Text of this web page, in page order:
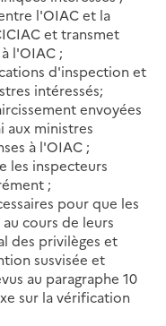
l'OIAC et la
et transmet
l'OIAC ;
d'inspection et
intéressés;
envoyées
aux ministres
à l'OIAC ;
les inspecteurs
;
pour que les
cours de leurs
des privilèges et
susvisée et
au paragraphe 10
sur la vérification